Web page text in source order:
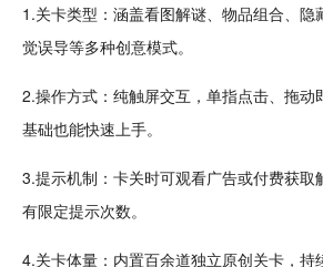
1.关卡类型：涵盖看图解谜 、物品组合、
觉误导等多种创意模式。
2.操作方式：纯触屏交互 ，单指点击、拖
基础也能快速上手。
3.提示机制：卡关时可观看广告或付费获取
有限定提示次数。
4.关卡体量：内置百余道独立原创关卡，持